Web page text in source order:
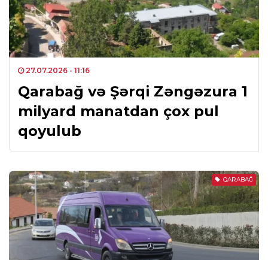
27.07.2026 - 11:16
Qarabağ və Şərqi Zəngəzura 1
milyard manatdan çox pul
qoyulub
QARABAĞ